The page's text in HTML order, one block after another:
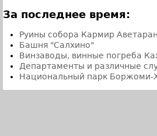
За последнее время:
Руины собора Кармир Аветаран
Башня "Салхино"
Винзаводы, винные погреба
Департаменты и различные
Национальный парк Боржоми-